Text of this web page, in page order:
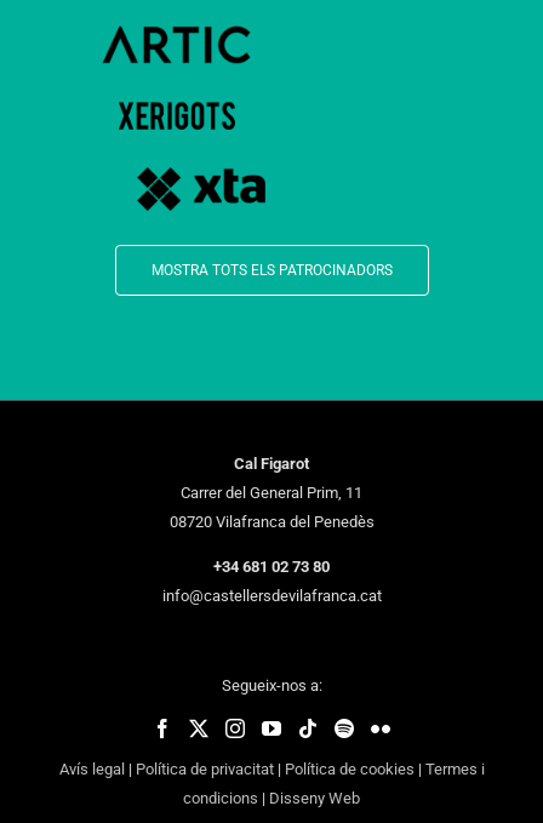
MOSTRA TOTS ELS PATROCINADORS
Cal Figarot
Carrer del General Prim, 11
08720 Vilafranca del Penedès
+34 681 02 73 80
info@castellersdevilafranca.cat
Segueix-nos a:
Avís legal | Política de privacitat| Política de cookies | Termes i
condicions | Disseny Web